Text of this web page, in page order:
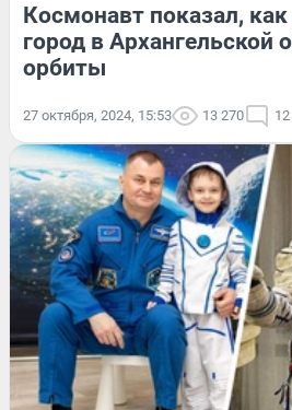
Космонавт показал,
город в Архангельской
орбиты
27 октября, 2024, 15:53 13 270 12